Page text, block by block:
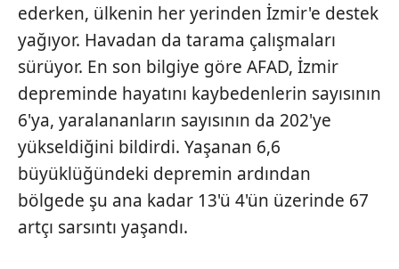
ederken, ülkenin her yerinden İzmir'e destek
yağıyor. Havadan da tarama çalışmaları
sürüyor. En son bilgiye göre AFAD, İzmir
depreminde hayatını kaybedenlerin sayısının
6'ya, yaralananların sayısının da 202'ye
yükseldiğini bildirdi. Yaşanan 6,6
büyüklüğündeki depremin ardından
bölgede şu ana kadar 13'ü 4'ün üzerinde 67
artçı sarsıntı yaşandı.